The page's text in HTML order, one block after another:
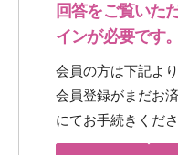
回答をご覧いた
インが必要です。
会員の方は下記よ
会員登録がまだお
にてお手続きくださ